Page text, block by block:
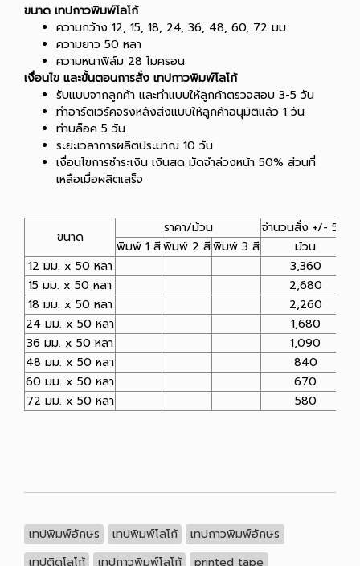
ขนาด เทปกาวพิมพ์โลโก้
ความกว้าง 12, 15, 18, 24, 36, 48, 60, 72 มม.
ความยาว 50 หลา
ความหนาฟิล์ม 28 ไมครอน
เงื่อนไข และขั้นตอนการสั่ง เทปกาวพิมพ์โลโก้
รับแบบจากลูกค้า และทำแบบให้ลูกค้าตรวจสอบ 3-5 วัน
ทำอาร์ตเวิร์คจริงหลังส่งแบบให้ลูกค้าอนุมัติแล้ว 1 วัน
ทำบล็อค 5 วัน
ระยะเวลาการผลิตประมาณ 10 วัน
เงื่อนไขการชำระเงิน เงินสด มัดจำล่วงหน้า 50% ส่วนที่
เหลือเมื่อผลิตเสร็จ
ขนาด
ราคา/ม้วน
จำนวนสั่ง +/- 5%
พิมพ์ 1 สีพิมพ์ 2 สีพิมพ์ 3 สี
ม้วน
12 มม. x 50 หลา
3,360
15 มม. x 50 หลา
2,680
18 มม. x 50 หลา
2,260
24 มม. x 50 หลา
1,680
36 มม. x 50 หลา
1,090
48 มม. x 50 หลา
840
60 มม. x 50 หลา
670
72 มม. x 50 หลา
580
เทปพิมพ์อักษร เทปพิมพ์โลโก้
เทปกาวพิมพ์อักษร
เทปติดโลโก้
เทปกาวพิมพ์โลโก้
printed tape